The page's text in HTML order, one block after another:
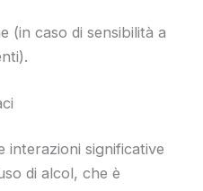
(in caso di sensibilità a
interazioni significative
di alcol, che è